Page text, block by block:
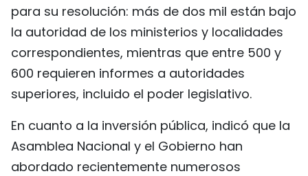
para su resolución: más de dos mil están bajo
la autoridad de los ministerios y localidades
correspondientes, mientras que entre 500 y
600 requieren informes a autoridades
superiores, incluido el poder legislativo.
En cuanto a la inversión pública, indicó que la
Asamblea Nacional y el Gobierno han
abordado recientemente numerosos